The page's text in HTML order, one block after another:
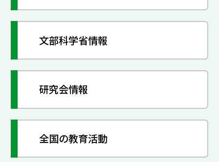
文部科学省情報
研究会情報
全国の教育活動